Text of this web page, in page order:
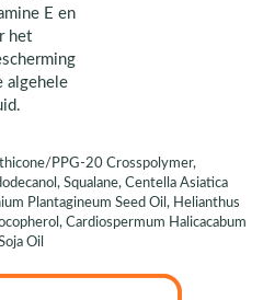
E en
het
algehele
PPG-20 Crosspolymer,
Squalane, Centella Asiatica
Plantagineum Seed Oil, Helianthus
Cardiospermum Halicacabum
Oil